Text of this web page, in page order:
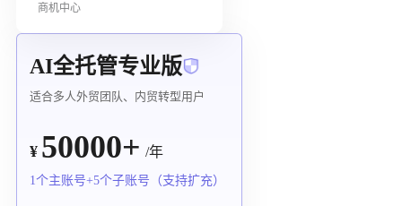
商机中心
AI全托管专业版
适合多人外贸团队、内贸转型用户
¥ 50000+ /年
1个主账号+5个子账号（支持扩充）